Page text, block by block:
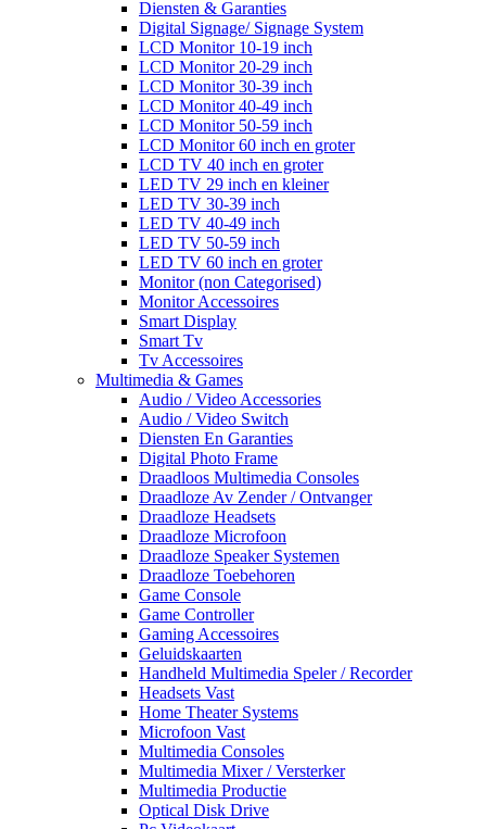
Diensten & Garanties
Digital Signage/ Signage System
LCD Monitor 10-19 inch
LCD Monitor 20-29 inch
LCD Monitor 30-39 inch
LCD Monitor 40-49 inch
LCD Monitor 50-59 inch
LCD Monitor 60 inch en groter
LCD TV 40 inch en groter
LED TV 29 inch en kleiner
LED TV 30-39 inch
LED TV 40-49 inch
LED TV 50-59 inch
LED TV 60 inch en groter
Monitor (non Categorised)
Monitor Accessoires
Smart Display
Smart Tv
Tv Accessoires
Multimedia & Games
Audio / Video Accessories
Audio / Video Switch
Diensten En Garanties
Digital Photo Frame
Draadloos Multimedia Consoles
Draadloze Av Zender / Ontvanger
Draadloze Headsets
Draadloze Microfoon
Draadloze Speaker Systemen
Draadloze Toebehoren
Game Console
Game Controller
Gaming Accessoires
Geluidskaarten
Handheld Multimedia Speler / Recorder
Headsets Vast
Home Theater Systems
Microfoon Vast
Multimedia Consoles
Multimedia Mixer / Versterker
Multimedia Productie
Optical Disk Drive